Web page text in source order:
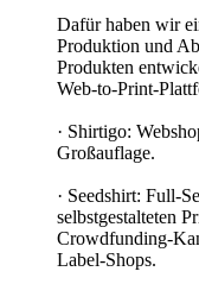
Dafür haben wir
Produktion und
Produkten
Web-to-Print-
· Shirtigo:
Großauflage.
· Seedshirt: Full-
selbstgestalteten
Crowdfunding-
Label-Shops.